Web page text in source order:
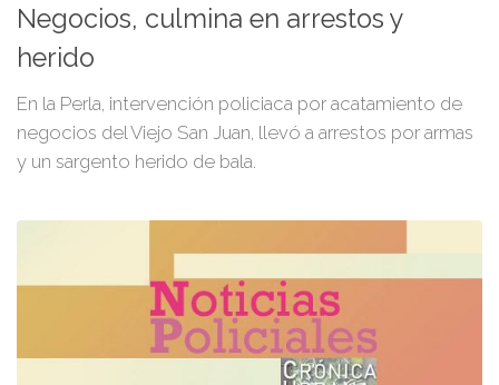
Negocios, culmina en arrestos y
herido
En la Perla, intervención policiaca por acatamiento de
negocios del Viejo San Juan, llevó a arrestos por armas
y un sargento herido de bala.